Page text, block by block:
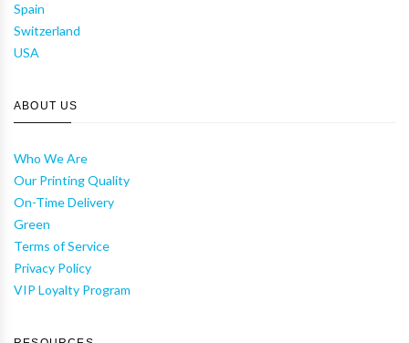
Spain
Switzerland
USA
ABOUT US
Who We Are
Our Printing Quality
On-Time Delivery
Green
Terms of Service
Privacy Policy
VIP Loyalty Program